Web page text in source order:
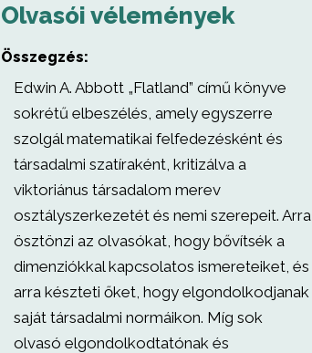
Olvasói vélemények
Összegzés:
Edwin A. Abbott „Flatland” című könyve
sokrétű elbeszélés, amely egyszerre
szolgál matematikai felfedezésként és
társadalmi szatíraként, kritizálva a
viktoriánus társadalom merev
osztályszerkezetét és nemi szerepeit. Arra
ösztönzi az olvasókat, hogy bővítsék a
dimenziókkal kapcsolatos ismereteiket, és
arra készteti őket, hogy elgondolkodjanak
saját társadalmi normáikon. Míg sok
olvasó elgondolkodtatónak és